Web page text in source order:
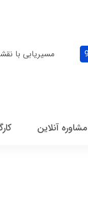
مسیریابی با
مشاوره آنلاین